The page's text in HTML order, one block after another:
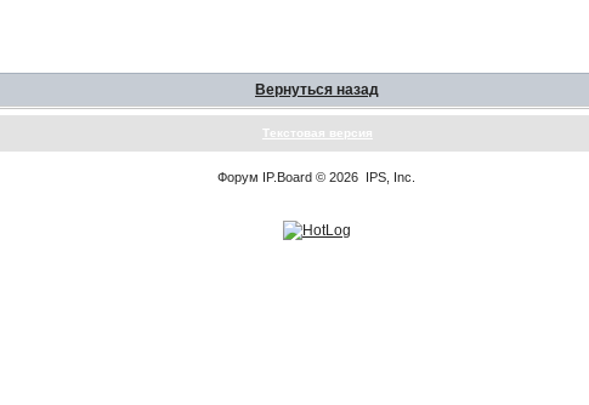
Вернуться назад
Текстовая версия
Форум IP.Board © 2026 IPS, Inc